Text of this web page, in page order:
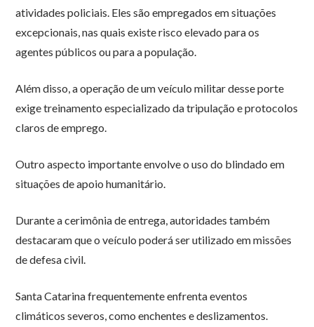
atividades policiais. Eles são empregados em situações
excepcionais, nas quais existe risco elevado para os
agentes públicos ou para a população.
Além disso, a operação de um veículo militar desse porte
exige treinamento especializado da tripulação e protocolos
claros de emprego.
Outro aspecto importante envolve o uso do blindado em
situações de apoio humanitário.
Durante a cerimônia de entrega, autoridades também
destacaram que o veículo poderá ser utilizado em missões
de defesa civil.
Santa Catarina frequentemente enfrenta eventos
climáticos severos, como enchentes e deslizamentos.